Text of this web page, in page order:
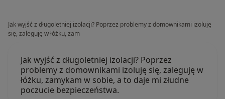
Jak wyjść z długoletniej izolacji? Poprzez problemy z domownikami izoluję
się, zaleguję w łóżku, zam
Jak wyjść z długoletniej izolacji? Poprzez
problemy z domownikami izoluję się, zaleguję w
łóżku, zamykam w sobie, a to daje mi złudne
poczucie bezpieczeństwa.